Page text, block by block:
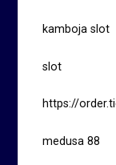
kamboja slot
slot
https://
medusa 88